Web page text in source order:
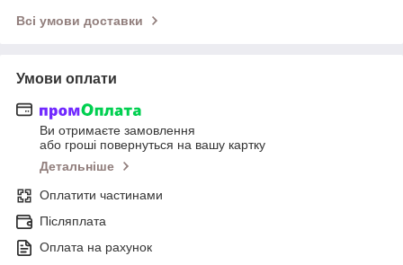
Всі умови доставки
Умови оплати
Ви отримаєте замовлення
або гроші повернуться на вашу картку
Детальніше
Оплатити частинами
Післяплата
Оплата на рахунок